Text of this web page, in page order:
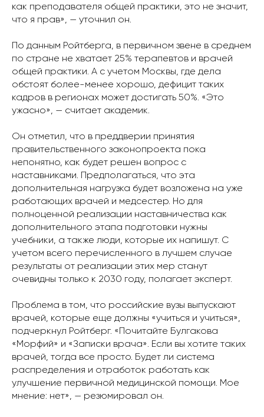
как преподавателя общей практики, это не значит,
что я прав», — уточнил он.
По данным Ройтберга, в первичном звене в среднем
по стране не хватает 25% терапевтов и врачей
общей практики. А с учетом Москвы, где дела
обстоят более-менее хорошо, дефицит таких
кадров в регионах может достигать 50%. «Это
ужасно», — считает академик.
Он отметил, что в преддверии принятия
правительственного законопроекта пока
непонятно, как будет решен вопрос с
наставниками. Предполагаться, что эта
дополнительная нагрузка будет возложена на уже
работающих врачей и медсестер. Но для
полноценной реализации наставничества как
дополнительного этапа подготовки нужны
учебники, а также люди, которые их напишут. С
учетом всего перечисленного в лучшем случае
результаты от реализации этих мер станут
очевидны только к 2030 году, полагает эксперт.
Проблема в том, что российские вузы выпускают
врачей, которые еще должны «учиться и учиться»,
подчеркнул Ройтберг. «Почитайте Булгакова
«Морфий» и «Записки врача». Если вы хотите таких
врачей, тогда все просто. Будет ли система
распределения и отработок работать как
улучшение первичной медицинской помощи. Мое
мнение: нет», — резюмировал он.